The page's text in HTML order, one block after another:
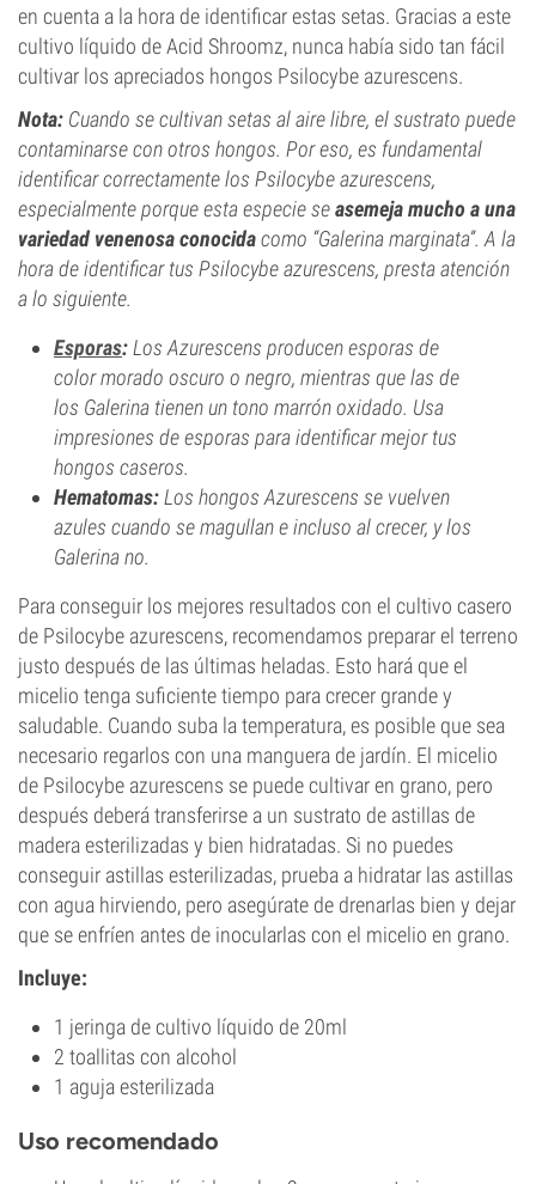
en cuenta a la hora de identificar estas setas. Gracias a este
cultivo líquido de Acid Shroomz, nunca había sido tan fácil
cultivar los apreciados hongos Psilocybe azurescens.
Nota: Cuando se cultivan setas al aire libre, el sustrato puede
contaminarse con otros hongos. Por eso, es fundamental
identificar correctamente los Psilocybe azurescens,
especialmente porque esta especie seasemeja mucho a una
variedad venenosa conocidacomo “Galerina marginata”. A la
hora de identificar tus Psilocybe azurescens, presta atención
a lo siguiente.
Esporas:Los Azurescens producen esporas de
color morado oscuro o negro, mientras que las de
los Galerina tienen un tono marrón oxidado. Usa
impresiones de esporas para identificar mejor tus
hongos caseros.
Hematomas:Los hongos Azurescens se vuelven
azules cuando se magullan e incluso al crecer, y los
Galerina no.
Para conseguir los mejores resultados con el cultivo casero
de Psilocybe azurescens, recomendamos preparar el terreno
justo después de las últimas heladas. Esto hará que el
micelio tenga suficiente tiempo para crecer grande y
saludable. Cuando suba la temperatura, es posible que sea
necesario regarlos con una manguera de jardín. El micelio
de Psilocybe azurescens se puede cultivar en grano, pero
después deberá transferirse a un sustrato de astillas de
madera esterilizadas y bien hidratadas. Si no puedes
conseguir astillas esterilizadas, prueba a hidratar las astillas
con agua hirviendo, pero asegúrate de drenarlas bien y dejar
que se enfríen antes de inocularlas con el micelio en grano.
Incluye:
1 jeringa de cultivo líquido de 20ml
2 toallitas con alcohol
1 aguja esterilizada
Uso recomendado